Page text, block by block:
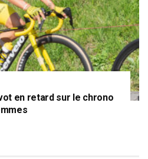
en retard sur le chrono